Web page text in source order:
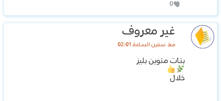
0
غير معروف
منذ سنتين الساعة 02:01
بنات منوين بليز
خلال